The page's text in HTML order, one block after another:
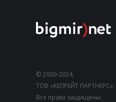
© 2000-2024,
ТОВ «КЕПРЕЙТ ПАРТНЕРС».
Все права защищены.